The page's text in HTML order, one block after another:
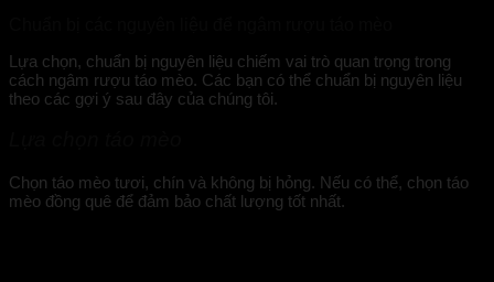
Lựa chọn, chuẩn bị nguyên liệu chiếm vai trò quan trọng trong
cách ngâm rượu táo mèo. Các bạn có thể chuẩn bị nguyên liệu
theo các gợi ý sau đây của chúng tôi.
Chọn táo mèo tươi, chín và không bị hỏng. Nếu có thể, chọn táo
mèo đồng quê để đảm bảo chất lượng tốt nhất.